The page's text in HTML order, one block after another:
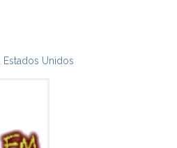
Estados Unidos